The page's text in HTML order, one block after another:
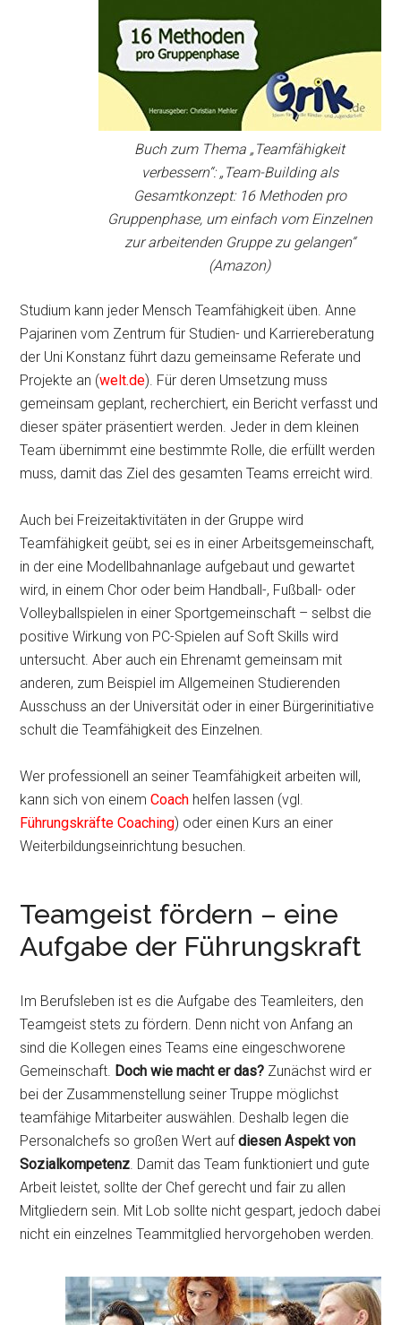
Buch zum Thema „Teamfähigkeit
verbessern“: „Team-Building als
Gesamtkonzept: 16 Methoden pro
Gruppenphase, um einfach vom Einzelnen
zur arbeitenden Gruppe zu gelangen“
(Amazon)
Studium kann jeder Mensch Teamfähigkeit üben. Anne
Pajarinen vom Zentrum für Studien- und Karriereberatung
der Uni Konstanz führt dazu gemeinsame Referate und
Projekte an (welt.de). Für deren Umsetzung muss
gemeinsam geplant, recherchiert, ein Bericht verfasst und
dieser später präsentiert werden. Jeder in dem kleinen
Team übernimmt eine bestimmte Rolle, die erfüllt werden
muss, damit das Ziel des gesamten Teams erreicht wird.
Auch bei Freizeitaktivitäten in der Gruppe wird
Teamfähigkeit geübt, sei es in einer Arbeitsgemeinschaft,
in der eine Modellbahnanlage aufgebaut und gewartet
wird, in einem Chor oder beim Handball-, Fußball- oder
Volleyballspielen in einer Sportgemeinschaft – selbst die
positive Wirkung von PC-Spielen auf Soft Skills wird
untersucht. Aber auch ein Ehrenamt gemeinsam mit
anderen, zum Beispiel im Allgemeinen Studierenden
Ausschuss an der Universität oder in einer Bürgerinitiative
schult die Teamfähigkeit des Einzelnen.
Wer professionell an seiner Teamfähigkeit arbeiten will,
kann sich von einemCoach helfen lassen (vgl.
Führungskräfte Coaching) oder einen Kurs an einer
Weiterbildungseinrichtung besuchen.
Teamgeist fördern – eine
Aufgabe der Führungskraft
Im Berufsleben ist es die Aufgabe des Teamleiters, den
Teamgeist stets zu fördern. Denn nicht von Anfang an
sind die Kollegen eines Teams eine eingeschworene
Gemeinschaft. Doch wie macht er das? Zunächst wird er
bei der Zusammenstellung seiner Truppe möglichst
teamfähige Mitarbeiter auswählen. Deshalb legen die
Personalchefs so großen Wert aufdiesen Aspekt von
Sozialkompetenz. Damit das Team funktioniert und gute
Arbeit leistet, sollte der Chef gerecht und fair zu allen
Mitgliedern sein. Mit Lob sollte nicht gespart, jedoch dabei
nicht ein einzelnes Teammitglied hervorgehoben werden.